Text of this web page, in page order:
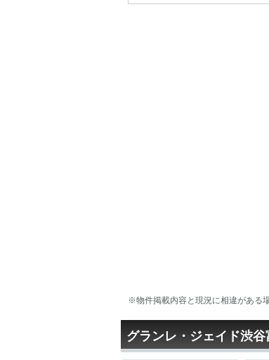
※物件掲載内容と現況に相違がある
グランレ・ジェイド渋